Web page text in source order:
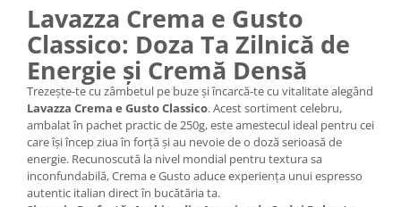
Lavazza Crema e Gusto
Classico: Doza Ta Zilnică de
Energie și Cremă Densă
Trezește-te cu zâmbetul pe buze și încarcă-te cu vitalitate alegând
Lavazza Crema e Gusto Classico. Acest sortiment celebru,
ambalat în pachet practic de 250g, este amestecul ideal pentru cei
care își încep ziua în forță și au nevoie de o doză serioasă de
energie. Recunoscută la nivel mondial pentru textura sa
inconfundabilă, Crema e Gusto aduce experiența unui espresso
autentic italian direct în bucătăria ta.